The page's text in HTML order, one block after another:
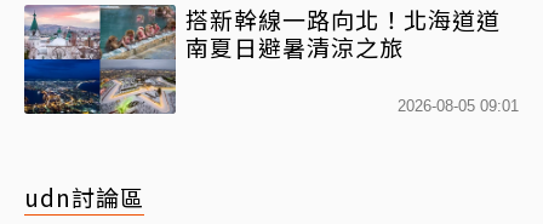
搭新幹線一路向北！北海道道
南夏日避暑清涼之旅
2026-08-05 09:01
udn討論區